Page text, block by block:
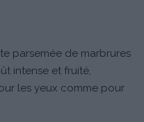
parsemée de marbrures
intense et fruité,
les yeux comme pour